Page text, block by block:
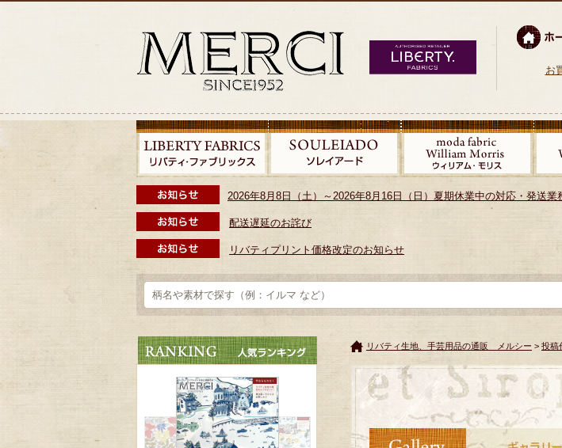
お
2026年8月8日（土）～2026年8月16日（日）夏期休業中の対応・発送業
配送遅延のお詫び
リバティプリント価格改定のお知らせ
リバティ生地、手芸用品の通販 メルシー > 投稿